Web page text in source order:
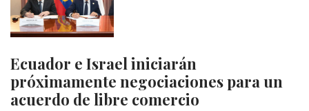
Ecuador e Israel iniciarán
próximamente negociaciones para un
acuerdo de libre comercio